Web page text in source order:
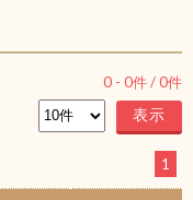
0 - 0件 /0件
1